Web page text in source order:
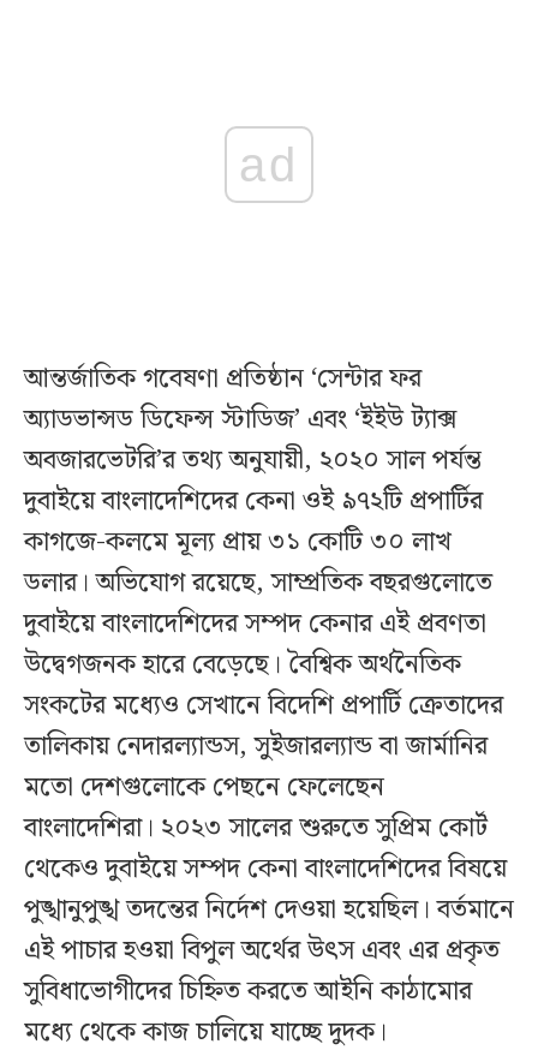
ad
আন্তর্জাতিক গবেষণা প্রতিষ্ঠান ‘সেন্টার ফর
অ্যাডভান্সড ডিফেন্স স্টাডিজ’ এবং ‘ইইউ ট্যাক্স
অবজারভেটরি’র তথ্য অনুযায়ী, ২০২০ সাল পর্যন্ত
দুবাইয়ে বাংলাদেশিদের কেনা ওই ৯৭২টি প্রপার্টির
কাগজে-কলমে মূল্য প্রায় ৩১ কোটি ৩০ লাখ
ডলার। অভিযোগ রয়েছে, সাম্প্রতিক বছরগুলোতে
দুবাইয়ে বাংলাদেশিদের সম্পদ কেনার এই প্রবণতা
উদ্বেগজনক হারে বেড়েছে। বৈশ্বিক অর্থনৈতিক
সংকটের মধ্যেও সেখানে বিদেশি প্রপার্টি ক্রেতাদের
তালিকায় নেদারল্যান্ডস, সুইজারল্যান্ড বা জার্মানির
মতো দেশগুলোকে পেছনে ফেলেছেন
বাংলাদেশিরা। ২০২৩ সালের শুরুতে সুপ্রিম কোর্ট
থেকেও দুবাইয়ে সম্পদ কেনা বাংলাদেশিদের বিষয়ে
পুঙ্খানুপুঙ্খ তদন্তের নির্দেশ দেওয়া হয়েছিল। বর্তমানে
এই পাচার হওয়া বিপুল অর্থের উৎস এবং এর প্রকৃত
সুবিধাভোগীদের চিহ্নিত করতে আইনি কাঠামোর
মধ্যে থেকে কাজ চালিয়ে যাচ্ছে দুদক।